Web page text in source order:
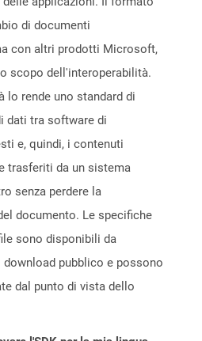
di documenti
con altri prodotti Microsoft,
scopo dell'interoperabilità.
lo rende uno standard di
dati tra software di
e, quindi, i contenuti
trasferiti da un sistema
senza perdere la
documento. Le specifiche
sono disponibili da
pubblico e possono
dal punto di vista dello